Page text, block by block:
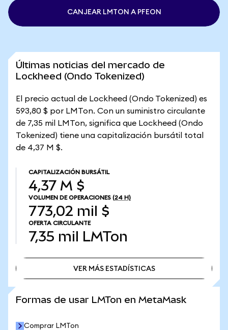
CANJEAR LMTON A PFEON
Últimas noticias del mercado de
Lockheed (Ondo Tokenized)
El precio actual de Lockheed (Ondo Tokenized) es
593,80 $ por LMTon. Con un suministro circulante
de 7,35 mil LMTon, significa que Lockheed (Ondo
Tokenized) tiene una capitalización bursátil total
de 4,37 M $.
CAPITALIZACIÓN BURSÁTIL
4,37 M $
VOLUMEN DE OPERACIONES (24 H)
773,02 mil $
OFERTA CIRCULANTE
7,35 mil LMTon
VER MÁS ESTADÍSTICAS
Formas de usar LMTon en MetaMask
Comprar LMTon